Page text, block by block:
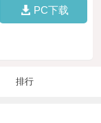
PC下载
排行